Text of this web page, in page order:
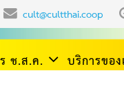
cult@cultthai.coop
ช.ส.ค. บริการของ